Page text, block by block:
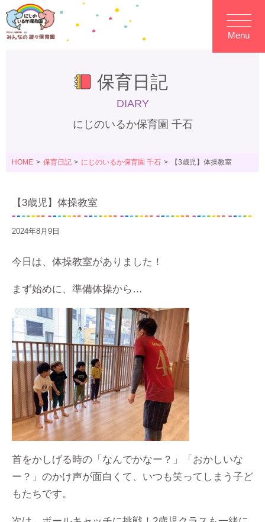
Menu
保育日記
DIARY
にじのいるか保育園 千石
HOME 保育日記 にじのいるか保育園 千石 【3歳児】体操教室
【3歳児】体操教室
2024年8月9日
今日は、体操教室がありました！
まず始めに、準備体操から…
首をかしげる時の「なんでかなー？」「おかしいな
ー？」のかけ声が面白くて、いつも笑ってしまう子ど
もたちです。